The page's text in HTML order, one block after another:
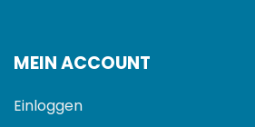
MEIN ACCOUNT
Einloggen